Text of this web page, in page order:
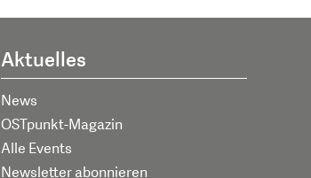
Aktuelles
News
OSTpunkt-Magazin
Alle Events
Newsletter abonnieren